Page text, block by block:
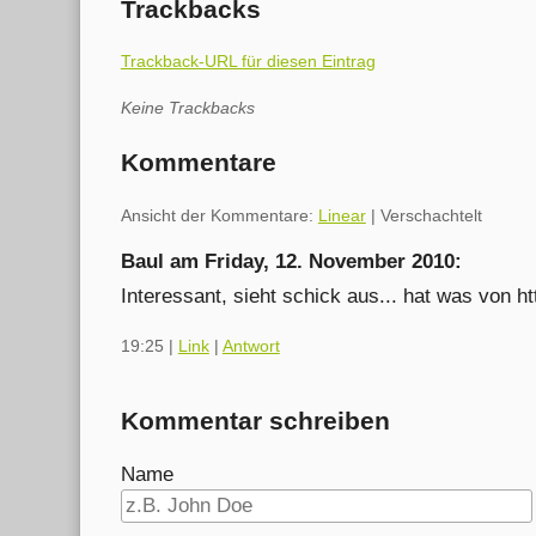
Trackbacks
Trackback-URL für diesen Eintrag
Keine Trackbacks
Kommentare
Ansicht der Kommentare: Linear| Verschachtelt
Baul am Friday, 12. November 2010:
Interessant, sieht schick aus... hat was von
19:25 Link| Antwort
Kommentar schreiben
Name